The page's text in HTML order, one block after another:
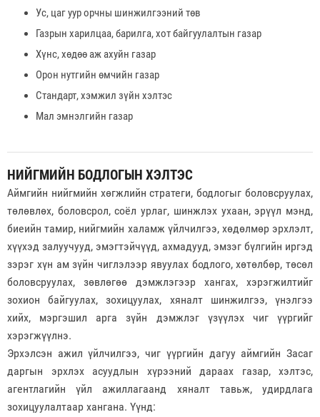
Ус, цаг уур орчны шинжилгээний төв
Газрын харилцаа, барилга, хот байгуулалтын газар
Хүнс, хөдөө аж ахуйн газар
Орон нутгийн өмчийн газар
Стандарт, хэмжил зүйн хэлтэс
Мал эмнэлгийн газар
НИЙГМИЙН БОДЛОГЫН ХЭЛТЭС
Аймгийн нийгмийн хөгжлийн стратеги, бодлогыг боловсруулах,
төлөвлөх, боловсрол, соёл урлаг, шинжлэх ухаан, эрүүл мэнд,
биеийн тамир, нийгмийн халамж үйлчилгээ, хөдөлмөр эрхлэлт,
хүүхэд залуучууд, эмэгтэйчүүд, ахмадууд, эмзэг бүлгийн иргэд
зэрэг хүн ам зүйн чиглэлээр явуулах бодлого, хөтөлбөр, төсөл
боловсруулах, зөвлөгөө дэмжлэгээр хангах, хэрэгжилтийг
зохион байгуулах, зохицуулах, хяналт шинжилгээ, үнэлгээ
хийх, мэргэшил арга зүйн дэмжлэг үзүүлэх чиг үүргийг
хэрэгжүүлнэ.
Эрхэлсэн ажил үйлчилгээ, чиг үүргийн дагуу аймгийн Засаг
даргын эрхлэх асуудлын хүрээний дараах газар, хэлтэс,
агентлагийн үйл ажиллагаанд хяналт тавьж, удирдлага
зохицуулалтаар хангана. Үүнд: